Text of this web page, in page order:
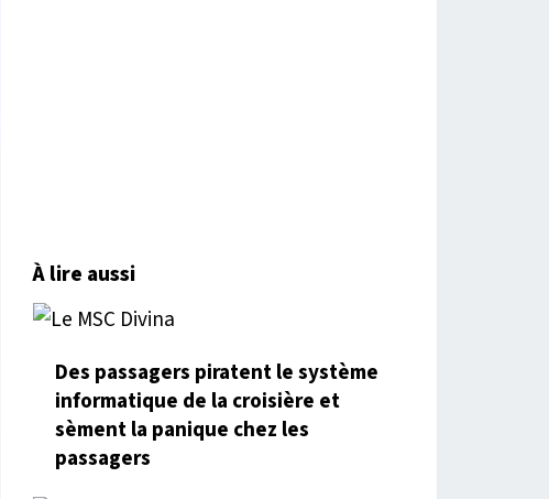
À lire aussi
Des passagers piratent le système
informatique de la croisière et
sèment la panique chez les
passagers